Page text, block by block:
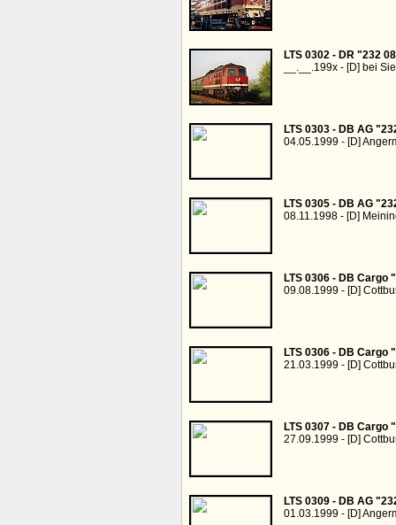
LTS 0302 - DR "232
__.__.199x - [D] bei
LTS 0303 - DB AG
04.05.1999 - [D]
LTS 0305 - DB AG
08.11.1998 - [D]
LTS 0306 - DB Cargo
09.08.1999 - [D]
LTS 0306 - DB Cargo
21.03.1999 - [D]
LTS 0307 - DB Cargo
27.09.1999 - [D]
LTS 0309 - DB AG
01.03.1999 - [D]